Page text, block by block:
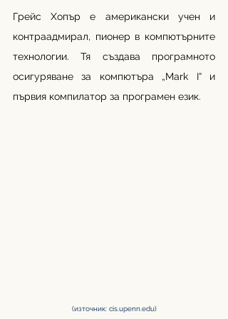
Грейс Хопър е американски учен и
контраадмирал, пионер в компютърните
технологии. Тя създава програмното
осигуряване за компютъра „Mark I“ и
първия компилатор за програмен език.
(източник: cis.upenn.edu)